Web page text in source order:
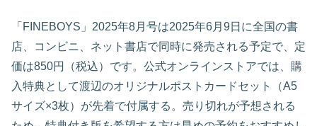
「FINEBOYS」2025年8月号は2025年6月9日に全国の書
店、コンビニ、ネット書店で同時に発売される予定で、定
価は850円（税込）です。公式オンラインストアでは、購
入特典として渡辺のオリジナルポストカードセット（A5
サイズ×3枚）が先着で付属する。売り切れが予想される